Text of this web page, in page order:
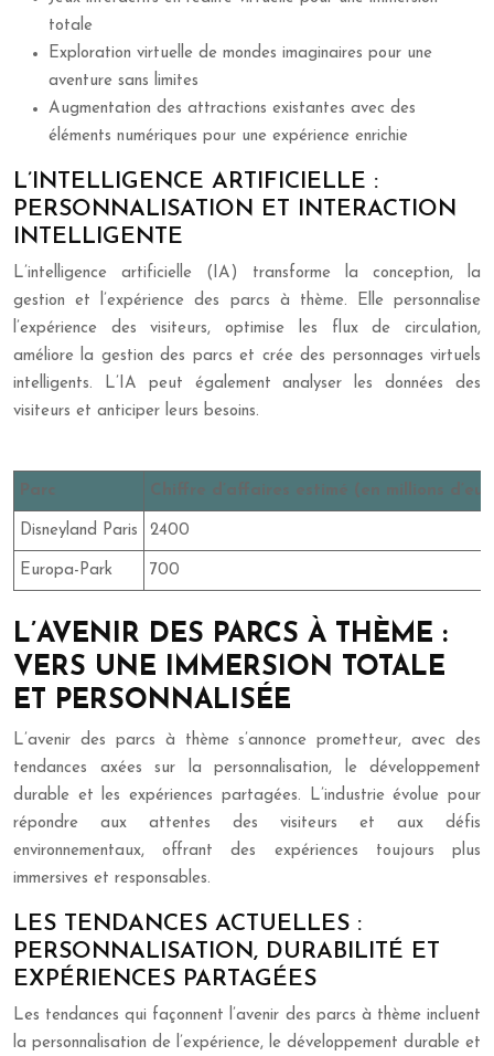
totale
Exploration virtuelle de mondes imaginaires pour une
aventure sans limites
Augmentation des attractions existantes avec des
éléments numériques pour une expérience enrichie
L’INTELLIGENCE ARTIFICIELLE :
PERSONNALISATION ET INTERACTION
INTELLIGENTE
L’intelligence artificielle (IA) transforme la conception, la
gestion et l’expérience des parcs à thème. Elle personnalise
l’expérience des visiteurs, optimise les flux de circulation,
améliore la gestion des parcs et crée des personnages virtuels
intelligents. L’IA peut également analyser les données des
visiteurs et anticiper leurs besoins.
Disneyland Paris 2400
Europa-Park 700
L’AVENIR DES PARCS À THÈME :
VERS UNE IMMERSION TOTALE
ET PERSONNALISÉE
L’avenir des parcs à thème s’annonce prometteur, avec des
tendances axées sur la personnalisation, le développement
durable et les expériences partagées. L’industrie évolue pour
répondre aux attentes des visiteurs et aux défis
environnementaux, offrant des expériences toujours plus
immersives et responsables.
LES TENDANCES ACTUELLES :
PERSONNALISATION, DURABILITÉ ET
EXPÉRIENCES PARTAGÉES
Les tendances qui façonnent l’avenir des parcs à thème incluent
la personnalisation de l’expérience, le développement durable et